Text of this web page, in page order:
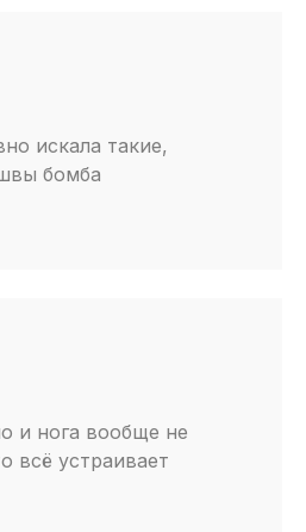
искала такие,
бомба
и нога вообще не
всё устраивает